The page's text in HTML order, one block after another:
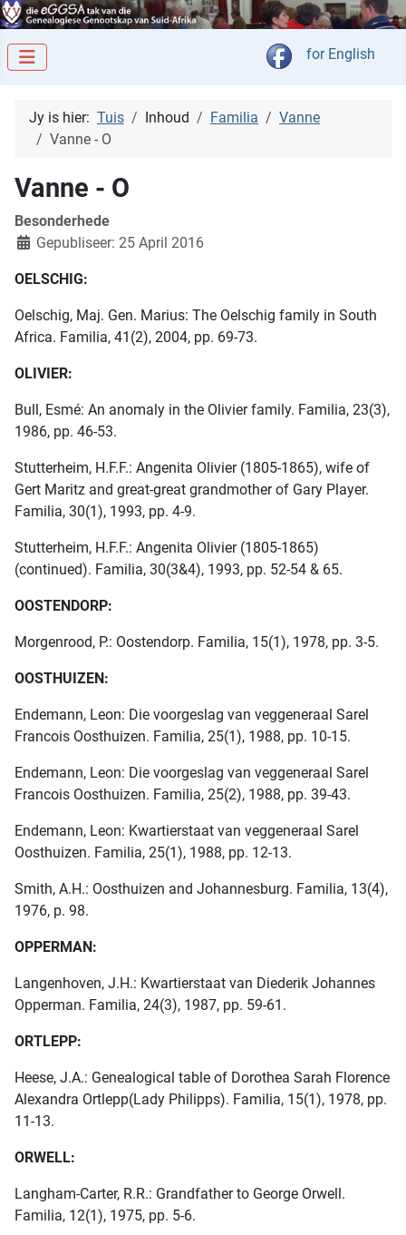
Kies jou taal
for English
Jy is hier: Tuis Inhoud Familia
Vanne
Vanne - O
Vanne - O
Besonderhede
Gepubliseer: 25 April 2016
OELSCHIG:
Oelschig, Maj. Gen. Marius: The Oelschig family in South
Africa. Familia, 41(2), 2004, pp. 69-73.
OLIVIER:
Bull, Esmé: An anomaly in the Olivier family. Familia, 23(3),
1986, pp. 46-53.
Stutterheim, H.F.F.: Angenita Olivier (1805-1865), wife of
Gert Maritz and great-great grandmother of Gary Player.
Familia, 30(1), 1993, pp. 4-9.
Stutterheim, H.F.F.: Angenita Olivier (1805-1865)
(continued). Familia, 30(3&4), 1993, pp. 52-54 & 65.
OOSTENDORP:
Morgenrood, P.: Oostendorp. Familia, 15(1), 1978, pp. 3-5.
OOSTHUIZEN:
Endemann, Leon: Die voorgeslag van veggeneraal Sarel
Francois Oosthuizen. Familia, 25(1), 1988, pp. 10-15.
Endemann, Leon: Die voorgeslag van veggeneraal Sarel
Francois Oosthuizen. Familia, 25(2), 1988, pp. 39-43.
Endemann, Leon: Kwartierstaat van veggeneraal Sarel
Oosthuizen. Familia, 25(1), 1988, pp. 12-13.
Smith, A.H.: Oosthuizen and Johannesburg. Familia, 13(4),
1976, p. 98.
OPPERMAN:
Langenhoven, J.H.: Kwartierstaat van Diederik Johannes
Opperman. Familia, 24(3), 1987, pp. 59-61.
ORTLEPP:
Heese, J.A.: Genealogical table of Dorothea Sarah Florence
Alexandra Ortlepp(Lady Philipps). Familia, 15(1), 1978, pp.
11-13.
ORWELL:
Langham-Carter, R.R.: Grandfather to George Orwell.
Familia, 12(1), 1975, pp. 5-6.